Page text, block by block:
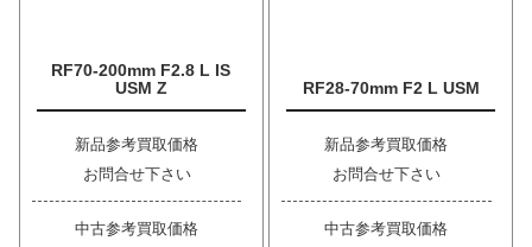
RF70-200mm F2.8 L IS
USM Z
新品参考買取価格
お問合せ下さい
中古参考買取価格
RF28-70mm F2 L USM
新品参考買取価格
お問合せ下さい
中古参考買取価格